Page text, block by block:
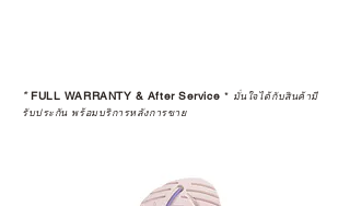
*FULL WARRANTY & After Service * มั่นใจได้กับสินค้ามี
รับประกัน พร้อมบริการหลังการขาย